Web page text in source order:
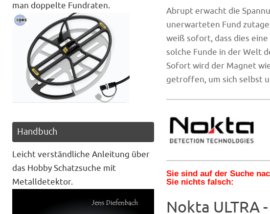
Abrupt erwacht die
unerwarteten Fund
weiß sofort, dass dies
solche Funde in der Welt
Sofort wird der Magnet
getroffen, um sich selbst
Sie sind auf der Suche
Sie nichts falsch:
Nokta ULTRA
man doppelte Fundraten.
Handbuch
Leicht verständliche Anleitung über
das Hobby Schatzsuche mit
Metalldetektor.